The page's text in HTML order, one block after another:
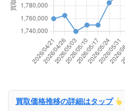
買取価格推移の詳細はタップ